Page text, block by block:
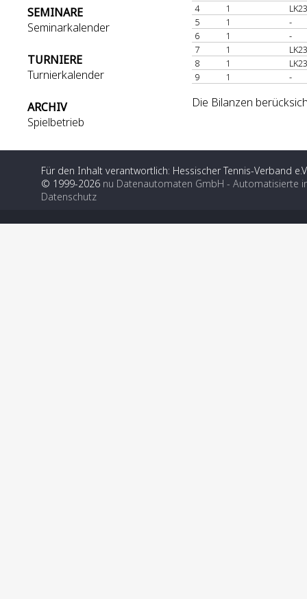
SEMINARE
Seminarkalender
TURNIERE
Turnierkalender
ARCHIV
Spielbetrieb
4
1
5
1
-
6
1
-
7
1
8
1
9
1 -
Die Bilanzen
Für den Inhalt verantwortlich: Hessischer Tennis-Verband
© 1999-2026 nu Datenautomaten GmbH - Automatisierte
Datenschutz